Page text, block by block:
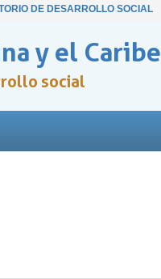
DE DESARROLLO SOCIAL
y el Caribe
social